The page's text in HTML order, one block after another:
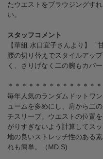
たウエストをブラウジングす
い。
スタッフコメント
【華組 水口宜子さんより】「
腰の切り替えでスタイルアッ
く、さりげなく二の腕もカバ
＊＊＊＊＊＊＊＊＊＊＊＊＊
毎年人気のランダムドットワ
ュームを多めにし、肩から二
チスリーブ。ウエストの位置
がりすぎないよう計算してス
地の良いストレッチ性のある
れも簡単。（MD.S)